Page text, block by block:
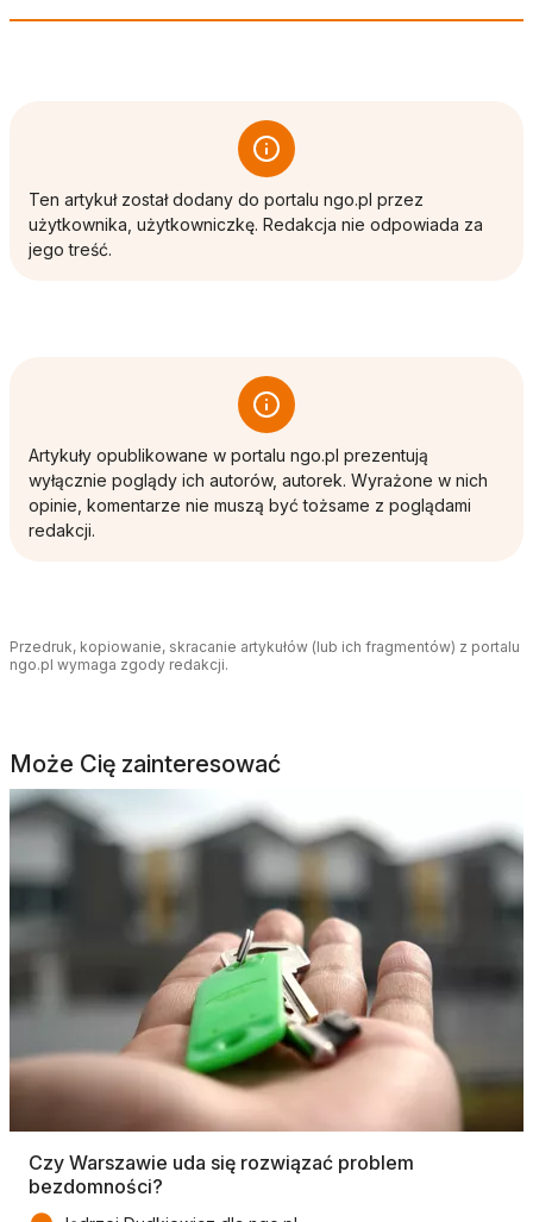
Ten artykuł został dodany do portalu ngo.pl przez
użytkownika, użytkowniczkę. Redakcja nie odpowiada za
jego treść.
Artykuły opublikowane w portalu ngo.pl prezentują
wyłącznie poglądy ich autorów, autorek. Wyrażone w nich
opinie, komentarze nie muszą być tożsame z poglądami
redakcji.
Przedruk, kopiowanie, skracanie artykułów (lub ich fragmentów) z portalu
ngo.pl wymaga zgody redakcji.
Może Cię zainteresować
Czy Warszawie uda się rozwiązać problem
bezdomności?